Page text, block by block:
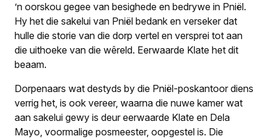
’n oorskou gegee van besighede en bedrywe in Pniël.
Hy het die sakelui van Pniël bedank en verseker dat
hulle die storie van die dorp vertel en versprei tot aan
die uithoeke van die wêreld. Eerwaarde Klate het dit
beaam.
Dorpenaars wat destyds by die Pniël-poskantoor diens
verrig het, is ook vereer, waarna die nuwe kamer wat
aan sakelui gewy is deur eerwaarde Klate en Dela
Mayo, voormalige posmeester, oopgestel is. Die